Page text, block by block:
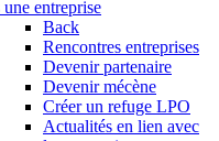
une entreprise
Back
Rencontres entreprises
Devenir partenaire
Devenir mécène
Créer un refuge LPO
Actualités en lien avec